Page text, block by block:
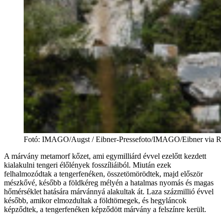
Fotó: IMAGO/Augst / Eibner-Pressefoto/IMAGO/Eibner via
A márvány metamorf kőzet, ami egymilliárd évvel ezelőtt kezdett
kialakulni tengeri élőlények fosszíliáiból. Miután ezek
felhalmozódtak a tengerfenéken, összetömörödtek, majd először
mészkővé, később a földkéreg mélyén a hatalmas nyomás és magas
hőmérséklet hatására márvánnyá alakultak át. Laza százmillió évvel
később, amikor elmozdultak a földtömegek, és hegyláncok
képződtek, a tengerfenéken képződött márvány a felszínre került.